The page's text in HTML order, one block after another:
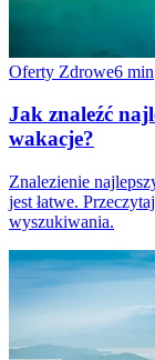
Oferty Zdrowe6 min
Jak znaleźć
wakacje?
Znalezienie
jest łatwe.
wyszukiwania.